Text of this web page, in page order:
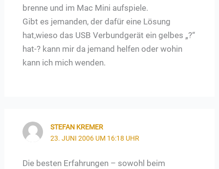
brenne und im Mac Mini aufspiele.
Gibt es jemanden, der dafür eine Lösung
hat,wieso das USB Verbundgerät ein gelbes „?“
hat-? kann mir da jemand helfen oder wohin
kann ich mich wenden.
STEFAN KREMER
23. JUNI 2006 UM 16:18 UHR
Die besten Erfahrungen – sowohl beim